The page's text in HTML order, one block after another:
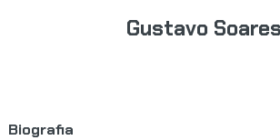
Gustavo Soares
Biografia